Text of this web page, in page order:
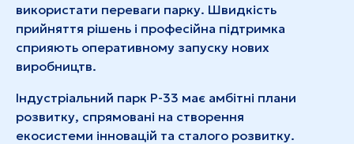
використати переваги парку. Швидкість
прийняття рішень і професійна підтримка
сприяють оперативному запуску нових
виробництв.
Індустріальний парк Р-33 має амбітні плани
розвитку, спрямовані на створення
екосистеми інновацій та сталого розвитку.